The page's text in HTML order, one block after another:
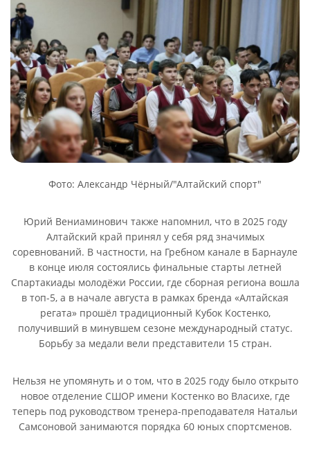
Фото: Александр Чёрный/"Алтайский спорт"
Юрий Вениаминович также напомнил, что в 2025 году
Алтайский край принял у себя ряд значимых
соревнований. В частности, на Гребном канале в Барнауле
в конце июля состоялись финальные старты летней
Спартакиады молодёжи России, где сборная региона вошла
в топ-5, а в начале августа в рамках бренда «Алтайская
регата» прошёл традиционный Кубок Костенко,
получивший в минувшем сезоне международный статус.
Борьбу за медали вели представители 15 стран.
Нельзя не упомянуть и о том, что в 2025 году было открыто
новое отделение СШОР имени Костенко во Власихе, где
теперь под руководством тренера-преподавателя Натальи
Самсоновой занимаются порядка 60 юных спортсменов.